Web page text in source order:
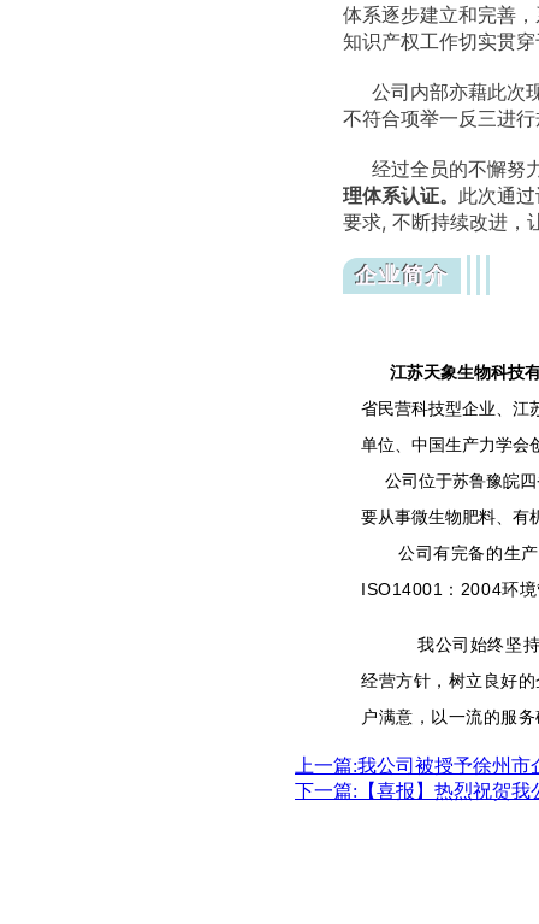
体系逐步建立和完善
知识产权工作切实贯
公司内部亦藉此次现
不符合项举一反三进
经过全员的不懈努
理体系认证。 此次通
要求, 不断持续改进，
企业简介
江苏天象生物科技
省民营科技型企业、江
单位、中国生产力学会
公司位于苏鲁豫皖
要从事微生物肥料、有
公司有完备的生
ISO14001：2004环
我公司始终坚
经营方针，树立良好
户满意，以一流的服
上一篇:我公司被授予徐州
下一篇:【喜报】热烈祝贺